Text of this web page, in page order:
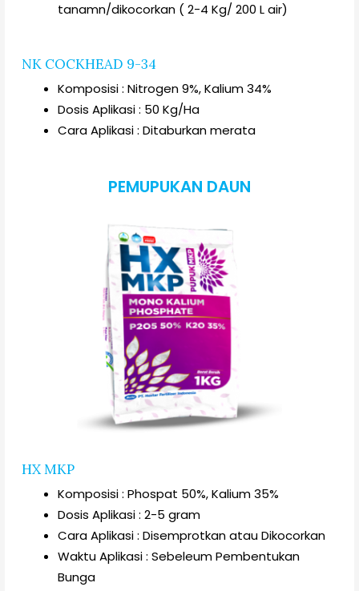
tanamn/dikocorkan ( 2-4 Kg/ 200 L air)
NK COCKHEAD 9-34
Komposisi : Nitrogen 9%, Kalium 34%
Dosis Aplikasi : 50 Kg/Ha
Cara Aplikasi : Ditaburkan merata
PEMUPUKAN DAUN
HX MKP
Komposisi : Phospat 50%, Kalium 35%
Dosis Aplikasi : 2-5 gram
Cara Aplikasi : Disemprotkan atau Dikocorkan
Waktu Aplikasi : Sebeleum Pembentukan
Bunga